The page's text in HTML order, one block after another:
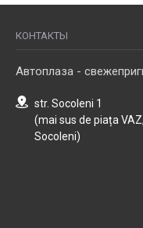
КОНТАКТЫ
Автоплаза -
str. Socoleni 1
(mai sus de piața
Socoleni)